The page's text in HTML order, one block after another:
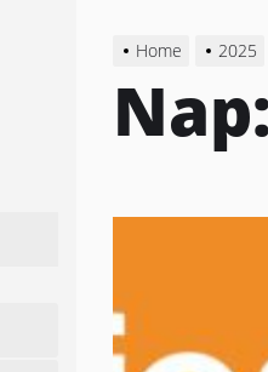
content
Home 2025
Nap: